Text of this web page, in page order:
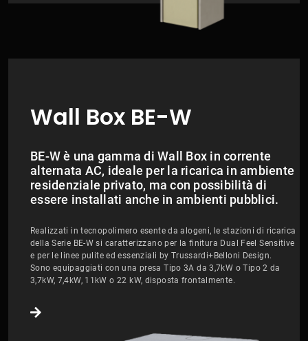
Wall Box BE-W
BE-W è una gamma di Wall Box in corrente
alternata AC, ideale per la ricarica in ambiente
residenziale privato, ma con possibilità di
essere installati anche in ambienti pubblici.
Realizzati in tecnopolimero esente da alogeni, le stazioni di ricarica
della Serie BE-W si caratterizzano per la finitura Dual Feel Sensitive
e per le linee pulite ed essenziali by Trussardi+Belloni Design.
Sono equipaggiati con una presa Tipo 3A da 3,7kW o Tipo 2 da
3,7kW, 7,4kW, 11kW o 22 kW, disposta frontalmente.